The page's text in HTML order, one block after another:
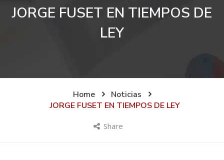
JORGE FUSET EN TIEMPOS DE
LEY
Home
Noticias
JORGE FUSET EN TIEMPOS DE LEY
Share